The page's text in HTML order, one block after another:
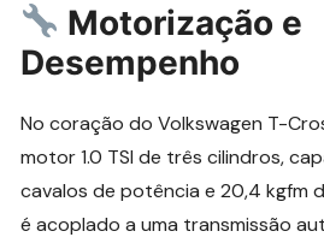
Motorização e
Desempenho
No coração do Volkswagen T-
motor 1.0 TSI de três cilindros,
cavalos de potência e 20,4 kgfm
é acoplado a uma transmissão